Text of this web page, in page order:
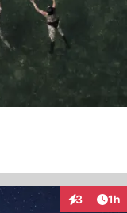
3 1h